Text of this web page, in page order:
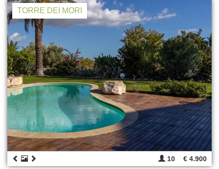
TORRE DEI MORI
10 € 4.900